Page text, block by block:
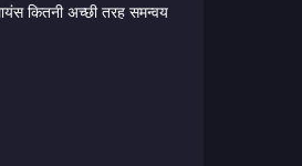
कितनी अच्छी तरह समन्वय